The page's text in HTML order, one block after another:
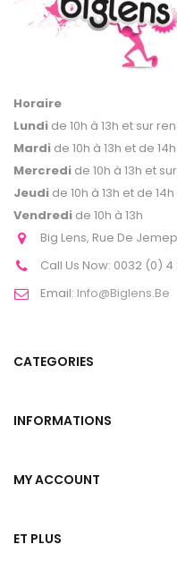
Horaire
Lundi de 10h à 13h et sur
Mardi de 10h à 13h et de 14h
Mercredi de 10h à 13h et
Jeudi de 10h à 13h et de 14h
Vendredi de 10h à 13h
Big Lens, Rue De
Call Us Now: 0032 (0) 4
Email: Info@biglens.be
CATEGORIES
INFORMATIONS
MY ACCOUNT
ET PLUS